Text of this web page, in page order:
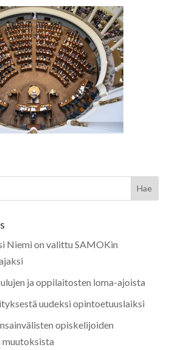
Niemi on valittu SAMOKin
ja oppilaitosten loma-ajoista
uudeksi opintoetuuslaiksi
opiskelijoiden
muutoksista